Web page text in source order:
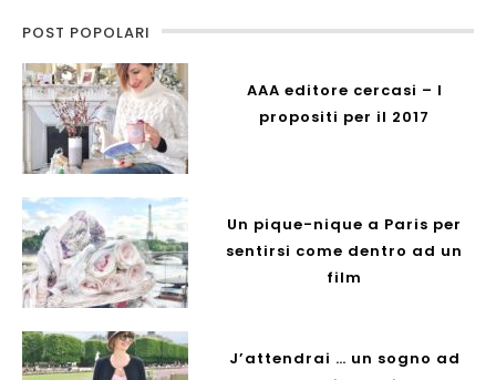
POST POPOLARI
AAA editore cercasi – I
propositi per il 2017
Un pique-nique a Paris per
sentirsi come dentro ad un
film
J’attendrai … un sogno ad